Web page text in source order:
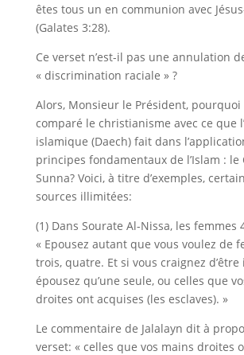
êtes tous un en communion avec
(Galates 3:28).
Ce verset n’est-il pas une annulation
« discrimination raciale » ?
Alors, Monsieur le Président, pourquoi
comparé le christianisme avec ce que
islamique (Daech) fait dans
principes fondamentaux de l’Islam : le
Sunna? Voici, à titre d’exemples,
sources illimitées:
(1) Dans Sourate Al-Nissa, les femmes
« Epousez autant que vous voulez de
trois, quatre. Et si vous craignez d’être
épousez qu’une seule, ou celles que
droites ont acquises (les esclaves). »
Le commentaire de Jalalayn dit à
verset: « celles que vos mains droites